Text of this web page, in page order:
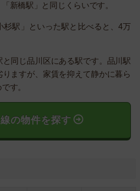
新橋駅」と同じくらいです。
杉駅」といった駅と比べると、4万
同じ品川区にある駅です。品川駅
りますが、家賃を抑えて静かに暮ら
す。
の物件を探す